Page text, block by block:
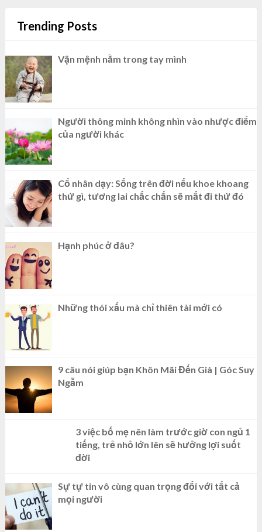
Trending Posts
Vận mệnh nằm trong tay mình
Người thông minh không nhìn vào nhược điểm
của người khác
Cổ nhân dạy: Sống trên đời nếu khoe khoang
thứ gì, tương lai chắc chắn sẽ mất đi thứ đó
Hạnh phúc ở đâu?
Những thói xấu mà chỉ thiên tài mới có
9 câu nói giúp bạn Khôn Mãi Đến Già | Góc Suy
Ngẫm
3 việc bố mẹ nên làm trước giờ con ngủ 1
tiếng, trẻ nhỏ lớn lên sẽ hưởng lợi suốt
đời
Sự tự tin vô cùng quan trọng đối với tất cả
mọi người